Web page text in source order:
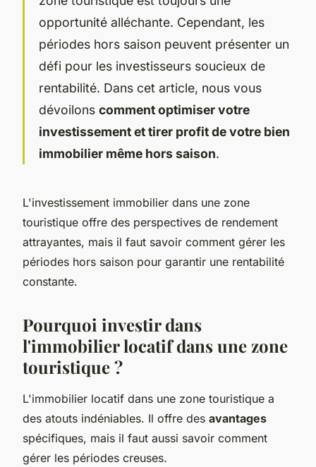
opportunité alléchante. Cependant, les
périodes hors saison peuvent présenter un
défi pour les investisseurs soucieux de
rentabilité. Dans cet article, nous vous
dévoilons comment optimiser votre
investissement et tirer profit de votre bien
immobilier même hors saison.
L'investissement immobilier dans une zone
touristique offre des perspectives de rendement
attrayantes, mais il faut savoir comment gérer les
périodes hors saison pour garantir une rentabilité
constante.
Pourquoi investir dans
l'immobilier locatif dans une zone
touristique ?
L'immobilier locatif dans une zone touristique a
des atouts indéniables. Il offre des avantages
spécifiques, mais il faut aussi savoir comment
gérer les périodes creuses.